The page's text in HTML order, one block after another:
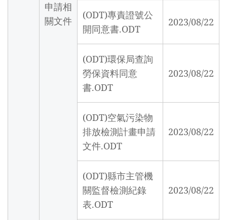
申請相
關文件
(ODT)專責證號公
開同意書.ODT
2023/08/22
(ODT)環保局查詢
勞保資料同意
書.ODT
2023/08/22
(ODT)空氣污染物
排放檢測計畫申請
文件.ODT
2023/08/22
(ODT)縣市主管機
關監督檢測紀錄
表.ODT
2023/08/22